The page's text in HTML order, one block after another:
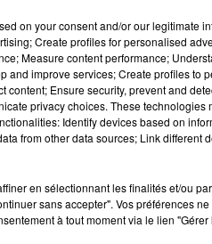
on your consent and/or our legitimate
Create profiles for personalised
Measure content performance;
and improve services; Create profiles to
Ensure security, prevent and
privacy choices. These technologies
Identify devices based on
from other data sources; Link different
en sélectionnant les finalités et/ou
sans accepter". Vos préférences
à tout moment via le lien